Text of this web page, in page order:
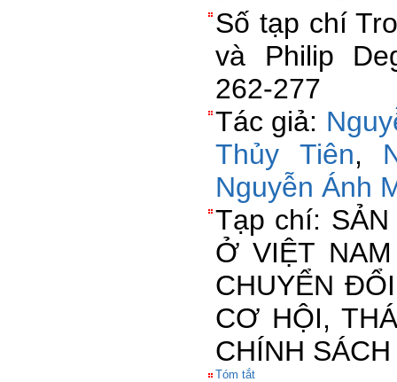
Số tạp chí
và Philip
262-277
Tác giả:
Thủy Tiên,
Nguyễn Ánh
Tạp chí: SẢN
Ở VIỆT
CHUYỂN
CƠ HỘI,
CHÍNH SÁCH
Tóm tắt